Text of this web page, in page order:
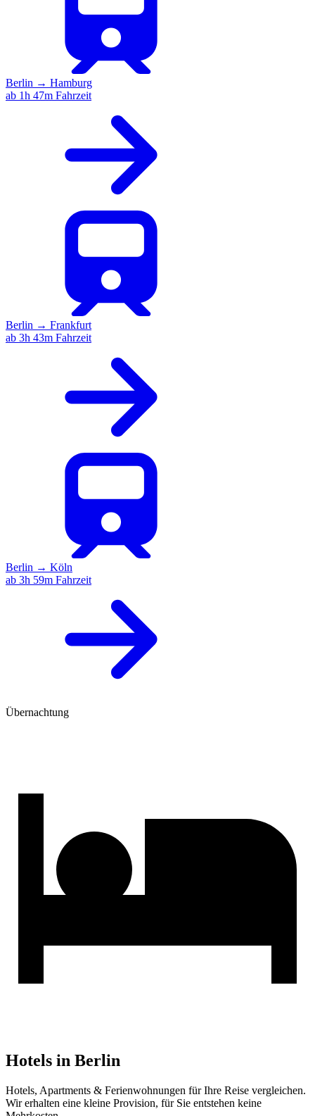
Berlin → Hamburg
ab 1h 47m Fahrzeit
Berlin → Frankfurt
ab 3h 43m Fahrzeit
Berlin → Köln
ab 3h 59m Fahrzeit
Übernachtung
Hotels in Berlin
Hotels, Apartments & Ferienwohnungen für Ihre Reise vergleichen.
Wir erhalten eine kleine Provision, für Sie entstehen keine